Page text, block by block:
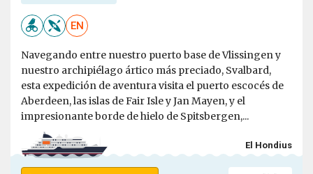
EN
Navegando entre nuestro puerto base de Vlissingen y
nuestro archipiélago ártico más preciado, Svalbard,
esta expedición de aventura visita el puerto escocés de
Aberdeen, las islas de Fair Isle y Jan Mayen, y el
impresionante borde de hielo de Spitsbergen,...
El Hondius